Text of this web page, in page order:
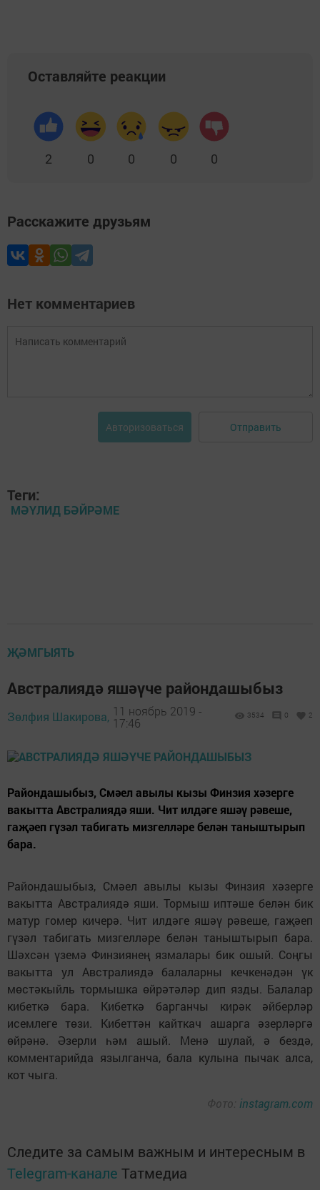
Оставляйте реакции
2 0 0 0 0
Расскажите друзьям
Нет комментариев
Авторизоваться Отправить
Теги:
МӘҮЛИД БӘЙРӘМЕ
ҖӘМГЫЯТЬ
Австралиядә яшәүче райондашыбыз
Зөлфия Шакирова, 11 ноябрь 2019 -
17:46
3534 0 2
Райондашыбыз, Смәел авылы кызы Финзия хәзерге
вакытта Австралиядә яши. Чит илдәге яшәү рәвеше,
гаҗәеп гүзәл табигать мизгелләре белән таныштырып
бара.
Райондашыбыз, Смәел авылы кызы Финзия хәзерге
вакытта Австралиядә яши. Тормыш иптәше белән бик
матур гомер кичерә. Чит илдәге яшәү рәвеше, гаҗәеп
гүзәл табигать мизгелләре белән таныштырып бара.
Шәхсән үземә Финзиянең язмалары бик ошый. Соңгы
вакытта ул Австралиядә балаларны кечкенәдән үк
мөстәкыйль тормышка өйрәтәләр дип язды. Балалар
кибеткә бара. Кибеткә барганчы кирәк әйберләр
исемлеге төзи. Кибеттән кайткач ашарга әзерләргә
өйрәнә. Әзерли һәм ашый. Менә шулай, ә бездә,
комментарийда язылганча, бала кулына пычак алса,
кот чыга.
Фото: instagram.com
Следите за самым важным и интересным в
Telegram-канале Татмедиа